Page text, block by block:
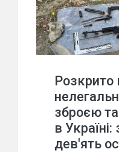
Розкрито
зброєю
в
дев'ять